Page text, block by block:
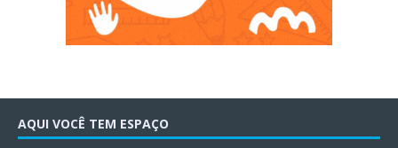
AQUI VOCÊ TEM ESPAÇO